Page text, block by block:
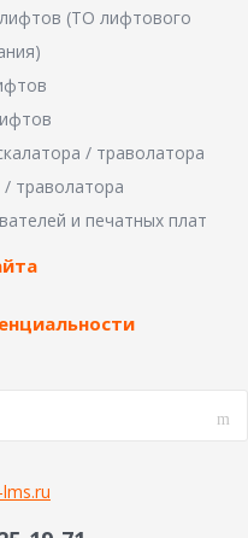
(ТО лифтового
/ траволатора
траволатора
и печатных плат